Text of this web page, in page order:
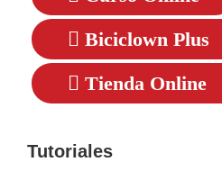
Biciclown Plus
Tienda Online
Tutoriales